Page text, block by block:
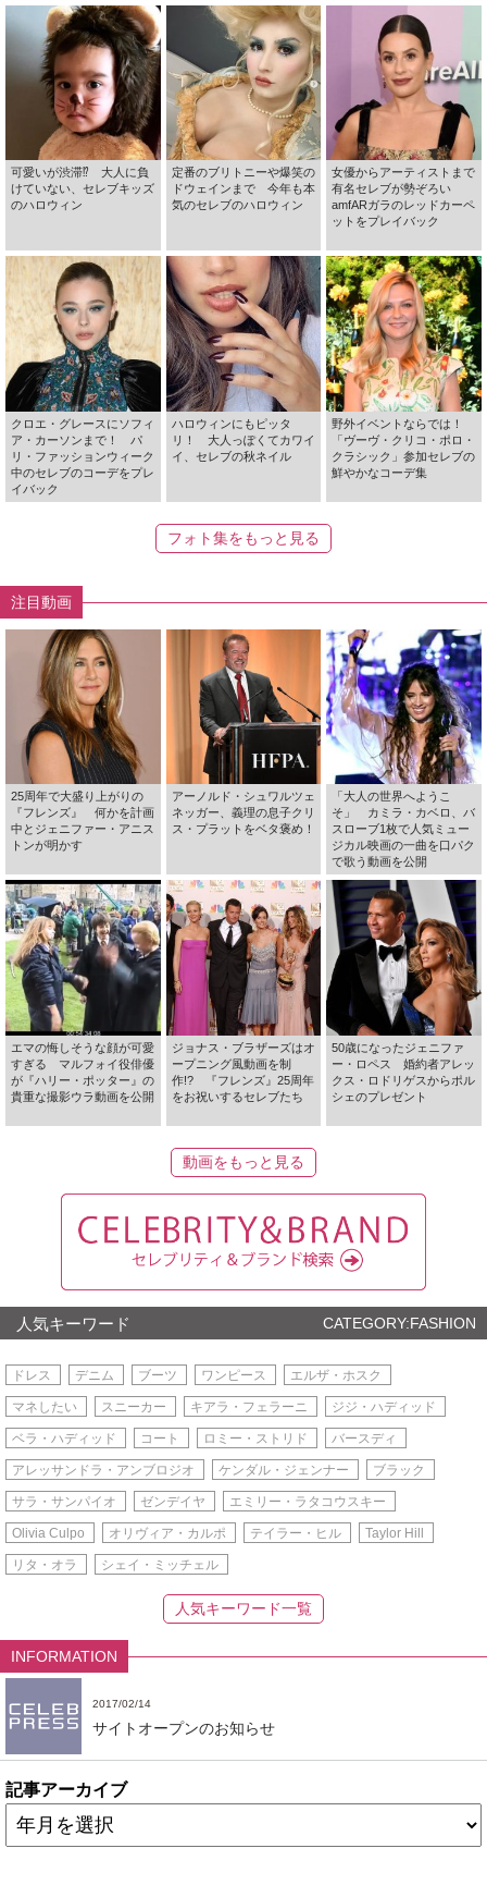
可愛いが渋滞⁉ 大人に負
けていない、セレブキッズ
のハロウィン
定番のブリトニーや爆笑の
ドウェインまで 今年も本
気のセレブのハロウィン
女優からアーティストまで
有名セレブが勢ぞろい
amfARガラのレッドカーペ
ットをプレイバック
クロエ・グレースにソフィ
ア・カーソンまで！ パ
リ・ファッションウィーク
中のセレブのコーデをプレ
イバック
ハロウィンにもピッタ
リ！ 大人っぽくてカワイ
イ、セレブの秋ネイル
野外イベントならでは！
「ヴーヴ・クリコ・ポロ・
クラシック」参加セレブの
鮮やかなコーデ集
フォト集をもっと見る
注目動画
25周年で大盛り上がりの
『フレンズ』 何かを計画
中とジェニファー・アニス
トンが明かす
アーノルド・シュワルツェ
ネッガー、義理の息子クリ
ス・プラットをベタ褒め！
「大人の世界へようこ
そ」 カミラ・カベロ、バ
スローブ1枚で人気ミュー
ジカル映画の一曲を口パク
で歌う動画を公開
エマの悔しそうな顔が可愛
すぎる マルフォイ役俳優
が『ハリー・ポッター』の
貴重な撮影ウラ動画を公開
ジョナス・ブラザーズはオ
ープニング風動画を制
作!? 『フレンズ』25周年
をお祝いするセレブたち
50歳になったジェニファ
ー・ロペス 婚約者アレッ
クス・ロドリゲスからポル
シェのプレゼント
動画をもっと見る
人気キーワード CATEGORY:FASHION
ドレス デニム ブーツ ワンピース エルザ・ホスク
マネしたい スニーカー キアラ・フェラーニ ジジ・ハディッド
ベラ・ハディッド コート ロミー・ストリド バースディ
アレッサンドラ・アンブロジオ ケンダル・ジェンナー ブラック
サラ・サンパイオ ゼンデイヤ エミリー・ラタコウスキー
Olivia Culpo オリヴィア・カルポ テイラー・ヒル Taylor Hill
リタ・オラ シェイ・ミッチェル
人気キーワード一覧
INFORMATION
2017/02/14
サイトオープンのお知らせ
記事アーカイブ